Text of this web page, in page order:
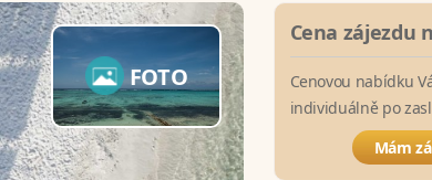
FOTO
Cena zájezdu
Cenovou nabídku
individuálně po
Mám